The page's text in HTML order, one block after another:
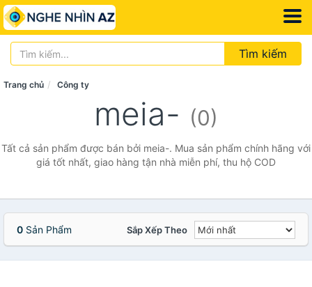
Tìm kiếm
Trang chủ Công ty
meia- (0)
Tất cả sản phẩm được bán bởi meia-. Mua sản phẩm chính hãng với
giá tốt nhất, giao hàng tận nhà miễn phí, thu hộ COD
0 Sản Phẩm Sắp Xếp Theo